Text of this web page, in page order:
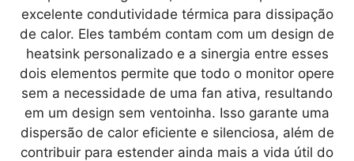
excelente condutividade térmica para dissipação
de calor. Eles também contam com um design de
heatsink personalizado e a sinergia entre esses
dois elementos permite que todo o monitor opere
sem a necessidade de uma fan ativa, resultando
em um design sem ventoinha. Isso garante uma
dispersão de calor eficiente e silenciosa, além de
contribuir para estender ainda mais a vida útil do
Quando o sistema detecta a barra de tarefas
exibida na área de trabalho, ele analisa
automaticamente o formato e reduz a luminância
de forma automática para ajudar a prevenir
problemas de burn-in.